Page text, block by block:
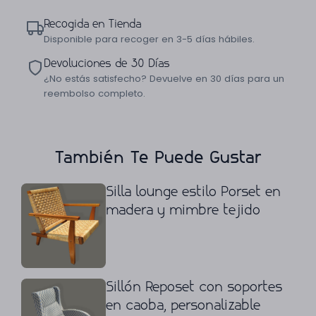
Recogida en Tienda
Disponible para recoger en 3-5 días hábiles.
Devoluciones de 30 Días
¿No estás satisfecho? Devuelve en 30 días para un
reembolso completo.
También Te Puede Gustar
Silla lounge estilo Porset en
madera y mimbre tejido
Sillón Reposet con soportes
en caoba, personalizable